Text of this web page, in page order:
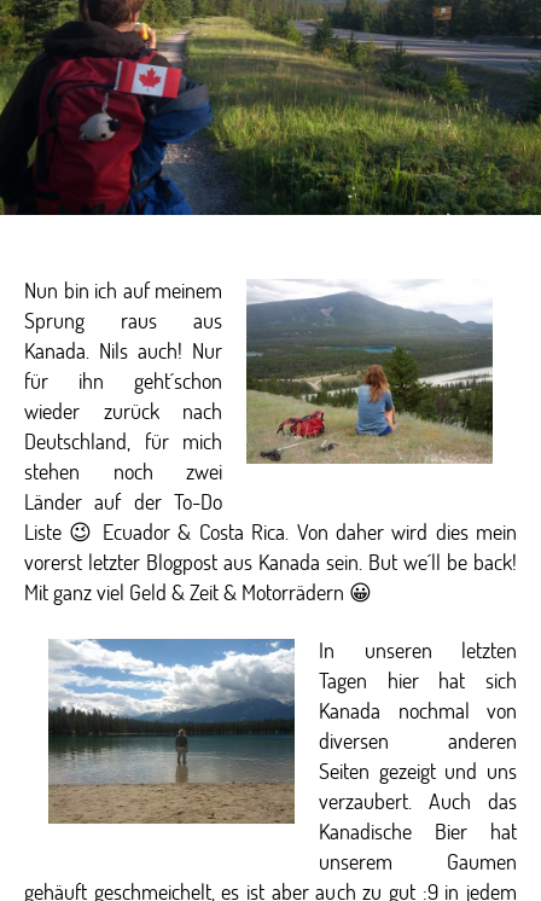
Nun bin ich auf meinem
Sprung raus aus
Kanada. Nils auch! Nur
für ihn geht´schon
wieder zurück nach
Deutschland, für mich
stehen noch zwei
Länder auf der To-Do
Liste 😉 Ecuador & Costa Rica. Von daher wird dies mein
vorerst letzter Blogpost aus Kanada sein. But we´ll be back!
Mit ganz viel Geld & Zeit & Motorrädern 😀
In unseren letzten
Tagen hier hat sich
Kanada nochmal von
diversen anderen
Seiten gezeigt und uns
verzaubert. Auch das
Kanadische Bier hat
unserem Gaumen
gehäuft geschmeichelt, es ist aber auch zu gut :9 in jedem